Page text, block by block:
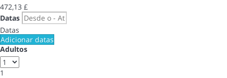
472,13 £
Datas
Datas
Adicionar datas
Adultos
1